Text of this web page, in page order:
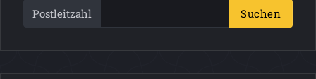
Postleitzahl Suchen